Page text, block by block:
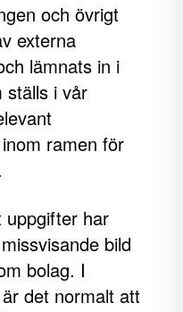
och övrigt
externa
lämnats in i
ställs i vår
ramen för
uppgifter har
bild
bolag. I
det normalt att